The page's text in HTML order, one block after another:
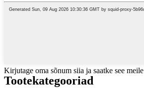
Kirjutage oma sõnum siia ja saatke see meile
Tootekategooriad